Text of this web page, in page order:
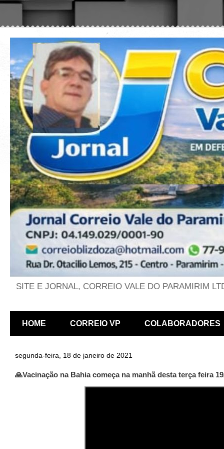
SITE E JORNAL, CORREIO VALE DO PARAMIRIM
HOME CORREIO VP COLABORADORES
segunda-feira, 18 de janeiro de 2021
🙏Vacinação na Bahia começa na manhã desta terça feira